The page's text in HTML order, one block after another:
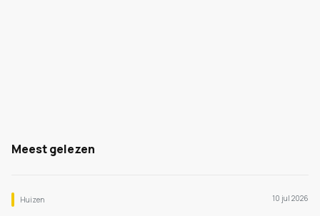
Meest gelezen
Huizen 10 jul 2026